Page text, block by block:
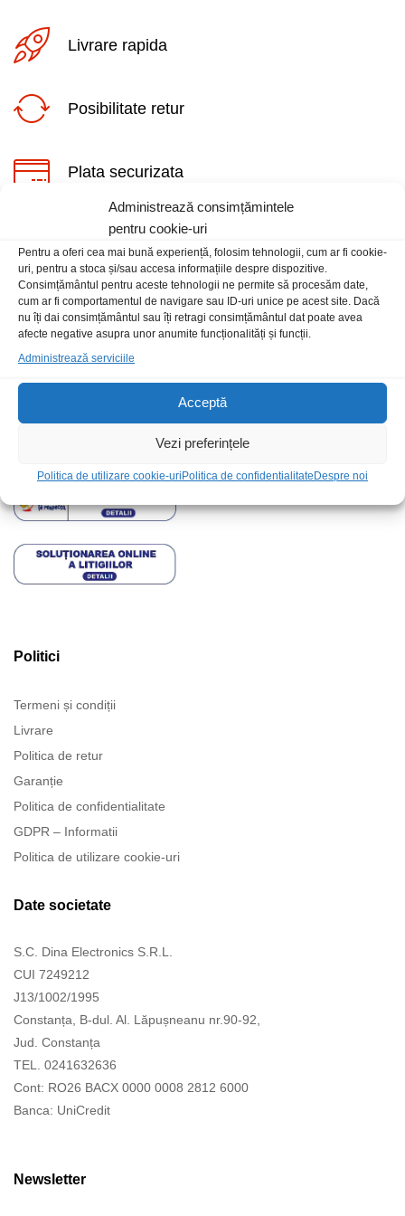
Administrează consimțămintele
pentru cookie-uri
Pentru a oferi cea mai bună experiență, folosim tehnologii, cum ar fi cookie-
uri, pentru a stoca și/sau accesa informațiile despre dispozitive.
Consimțământul pentru aceste tehnologii ne permite să procesăm date,
cum ar fi comportamentul de navigare sau ID-uri unice pe acest site. Dacă
nu îți dai consimțământul sau îți retragi consimțământul dat poate avea
afecte negative asupra unor anumite funcționalități și funcții.
Administrează serviciile
Acceptă
Vezi preferințele
Politica de utilizare cookie-uriPolitica de confidentialitateDespre noi
Livrare rapida
Posibilitate retur
Plata securizata
Suport telefonic
Contact
Politici
Termeni și condiții
Livrare
Politica de retur
Garanție
Politica de confidentialitate
GDPR – Informatii
Politica de utilizare cookie-uri
Date societate
S.C. Dina Electronics S.R.L.
CUI 7249212
J13/1002/1995
Constanța, B-dul. Al. Lăpușneanu nr.90-92,
Jud. Constanța
TEL. 0241632636
Cont: RO26 BACX 0000 0008 2812 6000
Banca: UniCredit
Newsletter